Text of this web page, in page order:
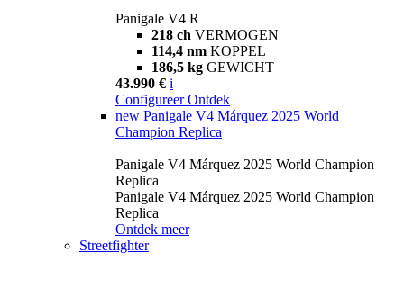
Panigale V4 R
218 ch VERMOGEN
114,4 nm KOPPEL
186,5 kg GEWICHT
43.990 € i
Configureer Ontdek
new Panigale V4 Márquez 2025 World
Champion Replica
Panigale V4 Márquez 2025 World Champion
Replica
Panigale V4 Márquez 2025 World Champion
Replica
Ontdek meer
Streetfighter